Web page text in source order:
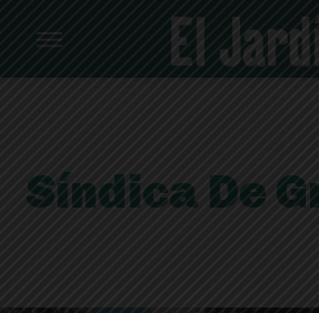
Síndica De